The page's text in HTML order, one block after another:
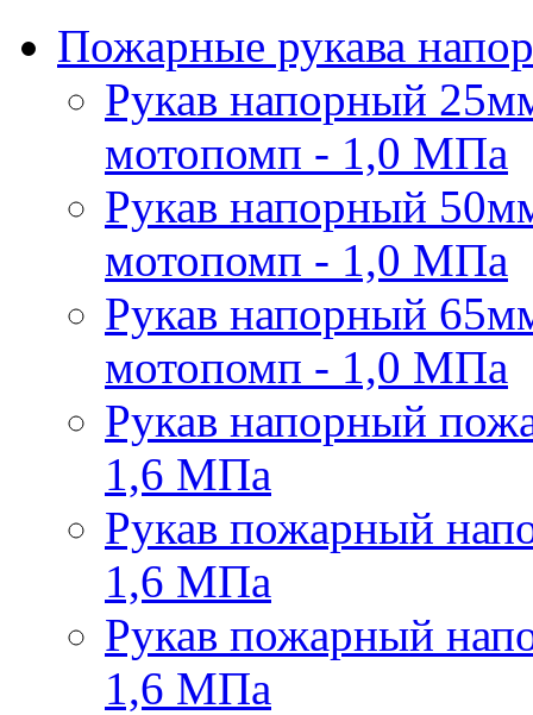
Пожарные рукава
Рукав напорный
мотопомп - 1,0 МПа
Рукав напорный
мотопомп - 1,0 МПа
Рукав напорный
мотопомп - 1,0 МПа
Рукав напорный
1,6 МПа
Рукав пожарный
1,6 МПа
Рукав пожарный
1,6 МПа